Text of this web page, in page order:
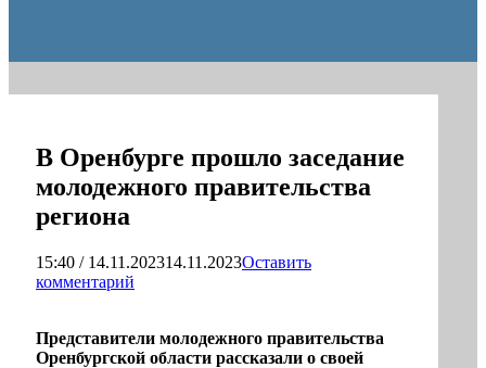
В Оренбурге прошло заседание
молодежного правительства
региона
15:40 / 14.11.202314.11.2023Оставить
комментарий
Представители молодежного правительства
Оренбургской области рассказали о своей